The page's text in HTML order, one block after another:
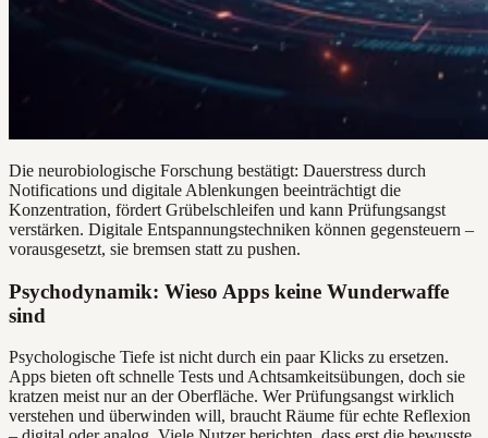
Die neurobiologische Forschung bestätigt: Dauerstress durch
Notifications und digitale Ablenkungen beeinträchtigt die
Konzentration, fördert Grübelschleifen und kann Prüfungsangst
verstärken. Digitale Entspannungstechniken können gegensteuern –
vorausgesetzt, sie bremsen statt zu pushen.
Psychodynamik: Wieso Apps keine Wunderwaffe
sind
Psychologische Tiefe ist nicht durch ein paar Klicks zu ersetzen.
Apps bieten oft schnelle Tests und Achtsamkeitsübungen, doch sie
kratzen meist nur an der Oberfläche. Wer Prüfungsangst wirklich
verstehen und überwinden will, braucht Räume für echte Reflexion